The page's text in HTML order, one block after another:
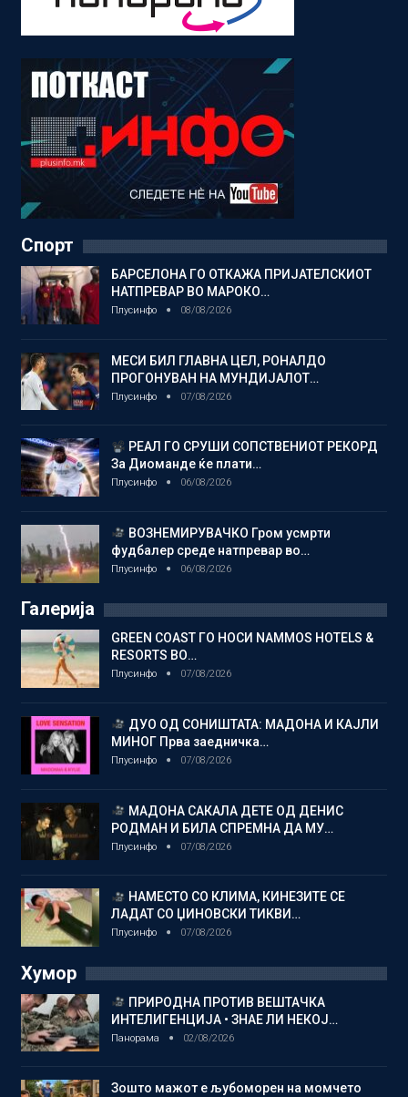
Спорт
БАРСЕЛОНА ГО ОТКАЖА ПРИЈАТЕЛСКИОТ
НАТПРЕВАР ВО МАРОКО…
Плусинфо 08/08/2026
МЕСИ БИЛ ГЛАВНА ЦЕЛ, РОНАЛДО
ПРОГОНУВАН НА МУНДИЈАЛОТ…
Плусинфо 07/08/2026
РЕАЛ ГО СРУШИ СОПСТВЕНИОТ РЕКОРД
За Диоманде ќе плати…
Плусинфо 06/08/2026
ВОЗНЕМИРУВАЧКО Гром усмрти
фудбалер среде натпревар во…
Плусинфо 06/08/2026
Галерија
GREEN COAST ГО НОСИ NAMMOS HOTELS &
RESORTS ВО…
Плусинфо 07/08/2026
ДУО ОД СОНИШТАТА: МАДОНА И КАЈЛИ
МИНОГ Прва заедничка…
Плусинфо 07/08/2026
МАДОНА САКАЛА ДЕТЕ ОД ДЕНИС
РОДМАН И БИЛА СПРЕМНА ДА МУ…
Плусинфо 07/08/2026
НАМЕСТО СО КЛИМА, КИНЕЗИТЕ СЕ
ЛАДАТ СО ЏИНОВСКИ ТИКВИ…
Плусинфо 07/08/2026
Хумор
ПРИРОДНА ПРОТИВ ВЕШТАЧКА
ИНТЕЛИГЕНЦИЈА • ЗНАЕ ЛИ НЕКОЈ…
Панорама 02/08/2026
Зошто мажот е љубоморен на момчето